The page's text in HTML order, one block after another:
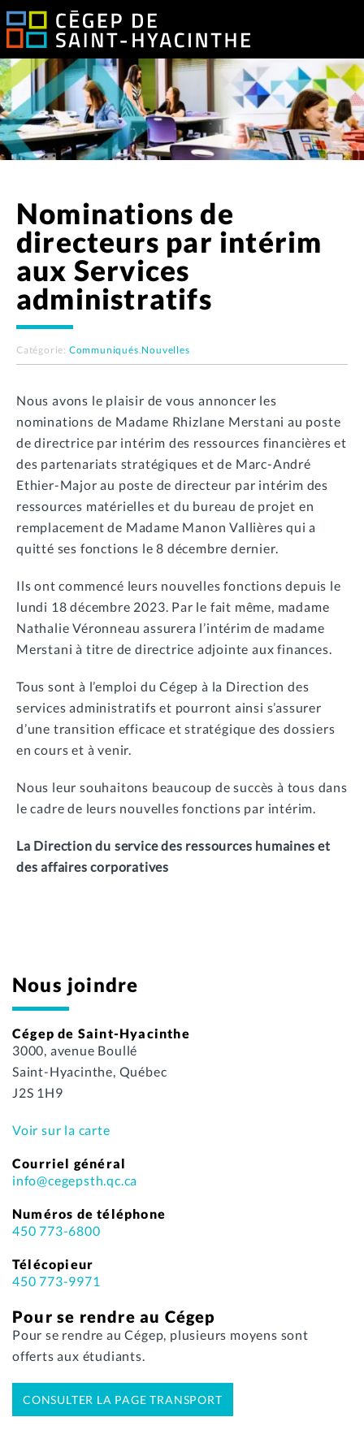
Nominations de
directeurs par intérim
aux Services
administratifs
Catégorie: Communiqués Nouvelles
Nous avons le plaisir de vous annoncer les
nominations de Madame Rhizlane Merstani au poste
de directrice par intérim des ressources financières et
des partenariats stratégiques et de Marc-André
Ethier-Major au poste de directeur par intérim des
ressources matérielles et du bureau de projet en
remplacement de Madame Manon Vallières qui a
quitté ses fonctions le 8 décembre dernier.
Ils ont commencé leurs nouvelles fonctions depuis le
lundi 18 décembre 2023. Par le fait même, madame
Nathalie Véronneau assurera l’intérim de madame
Merstani à titre de directrice adjointe aux finances.
Tous sont à l’emploi du Cégep à la Direction des
services administratifs et pourront ainsi s’assurer
d’une transition efficace et stratégique des dossiers
en cours et à venir.
Nous leur souhaitons beaucoup de succès à tous dans
le cadre de leurs nouvelles fonctions par intérim.
La Direction du service des ressources humaines et
des affaires corporatives
Nous joindre
Cégep de Saint-Hyacinthe
3000, avenue Boullé
Saint-Hyacinthe, Québec
J2S 1H9
Voir sur la carte
Courriel général
info@cegepsth.qc.ca
Numéros de téléphone
450 773-6800
Télécopieur
450 773-9971
Pour se rendre au Cégep
Pour se rendre au Cégep, plusieurs moyens sont
offerts aux étudiants.
CONSULTER LA PAGE TRANSPORT